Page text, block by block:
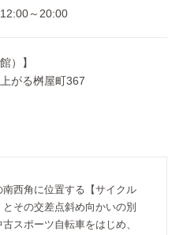
～20:00
）】
がる桝屋町367
西角に位置する【サイクル
その交差点斜め向かいの別
スポーツ自転車をはじめ、